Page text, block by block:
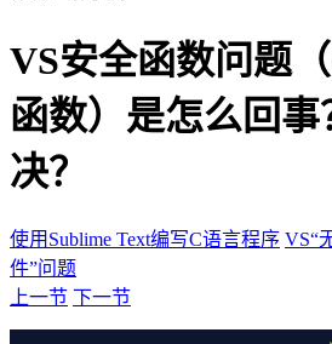
VS安全函数问题
函数）是怎么回
决？
使用Sublime Text编写C语言程序 VS“
件”问题
上一节 下一节